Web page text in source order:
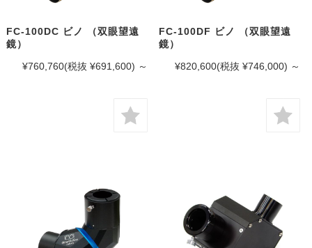
FC-100DC ビノ （双眼望遠
鏡）
¥760,760(税抜 ¥691,600) ～
FC-100DF ビノ （双眼望遠
鏡）
¥820,600(税抜 ¥746,000) ～